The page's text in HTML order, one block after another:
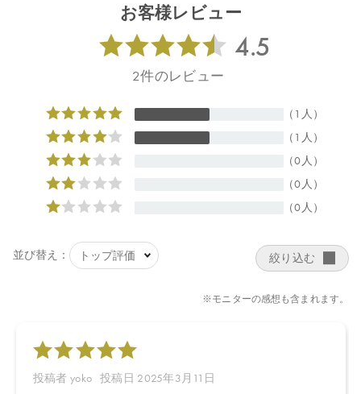
ン、ココイルグルタミン酸Ｎａ、ダマスクバラ花油*、アトラスシ
ーダー樹皮油 *、イランイラン花油*、パルマローザ油*、ニオイ
テンジクアオイ油*、ベルガモット果実油*、オレンジ果皮油 *、
【原産国】
【メーカー品番】
店舗でお問い合わせの際には、下記品番をお伝え下さい。
4570106732878
【店舗発売日】
CosmeKitchen 2024/6/19
Biople 2024/6/19
※通常はご注文より１～３営業日での発送となります。
商品によっては、お届けまで１～２週間かかる場合がございます
お客様レビュー